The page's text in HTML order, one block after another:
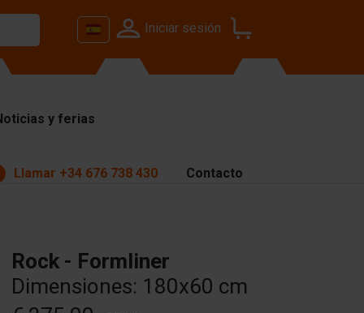
Iniciar sesión
y ferias
Llamar +34 676 738 430 Contacto
Rock - Formliner
Dimensiones: 180x60 cm